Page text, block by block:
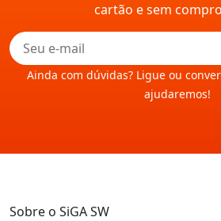
cartão e sem
Ainda com dúvidas? Ligue ou
ajudaremos!
Sobre o SiGA SW